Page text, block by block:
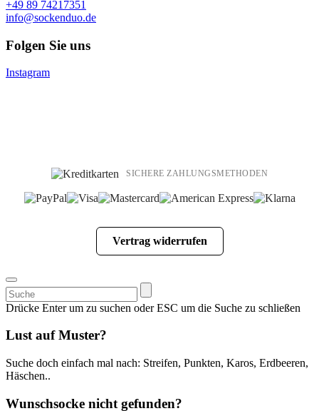
+49 89 74217351
info@sockenduo.de
Folgen Sie uns
Instagram
SICHERE ZAHLUNGSMETHODEN
Vertrag widerrufen
Suchen
nach:
Drücke Enter um zu suchen oder ESC um die Suche zu schließen
Lust auf Muster?
Suche doch einfach mal nach: Streifen, Punkten, Karos, Erdbeeren,
Häschen..
Wunschsocke nicht gefunden?